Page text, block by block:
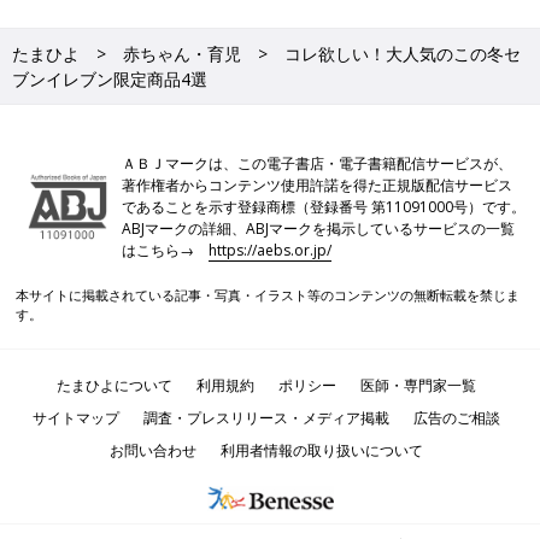
たまひよ 赤ちゃん・育児
コレ欲しい！大人気のこの冬セ
ブンイレブン限定商品4選
ＡＢＪマークは、この電子書店・電子書籍配信サービスが、
著作権者からコンテンツ使用許諾を得た正規版配信サービス
であることを示す登録商標（登録番号 第11091000号）です。
ABJマークの詳細、ABJマークを掲示しているサービスの一覧
はこちら→https://aebs.or.jp/
本サイトに掲載されている記事・写真・イラスト等のコンテンツの無断転載を禁じま
す。
たまひよについて 利用規約 ポリシー
医師・専門家一覧
サイトマップ
調査・プレスリリース・メディア掲載
広告のご相談
お問い合わせ
利用者情報の取り扱いについて